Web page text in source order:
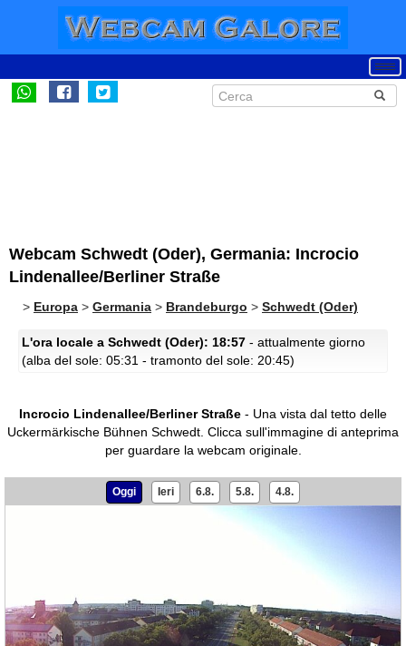
Webcam Schwedt (Oder), Germania: Incrocio
Lindenallee/Berliner Straße
> Europa > Germania > Brandeburgo > Schwedt (Oder)
L'ora locale a Schwedt (Oder): 18:57 - attualmente giorno
(alba del sole: 05:31 - tramonto del sole: 20:45)
Incrocio Lindenallee/Berliner Straße - Una vista dal tetto delle
Uckermärkische Bühnen Schwedt. Clicca sull'immagine di anteprima
per guardare la webcam originale.
Oggi Ieri 6.8. 5.8. 4.8.